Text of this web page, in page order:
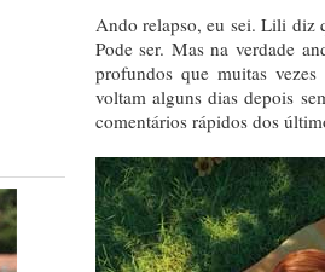
Ando relapso, eu sei. Lili diz
Pode ser. Mas na verdade
profundos que muitas
voltam alguns dias depois
comentários rápidos dos